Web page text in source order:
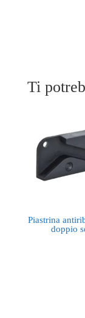
Ti
Piastrina
doppio